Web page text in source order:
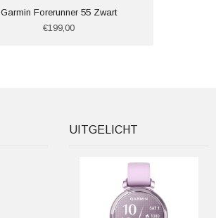
Garmin Forerunner 55 Zwart
€199,00
UITGELICHT